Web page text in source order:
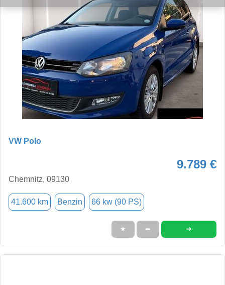
VW Polo
9.789 €
Chemnitz, 09130
41.600 km Benzin 66 kw (90 PS)
★ ➦ ➜